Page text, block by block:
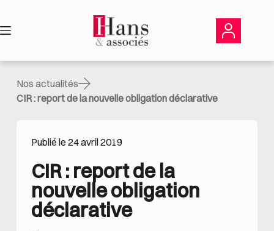
contenu
Nos actualités
CIR : report de la nouvelle obligation déclarative
Publié le 24 avril 2019
CIR : report de la
nouvelle obligation
déclarative